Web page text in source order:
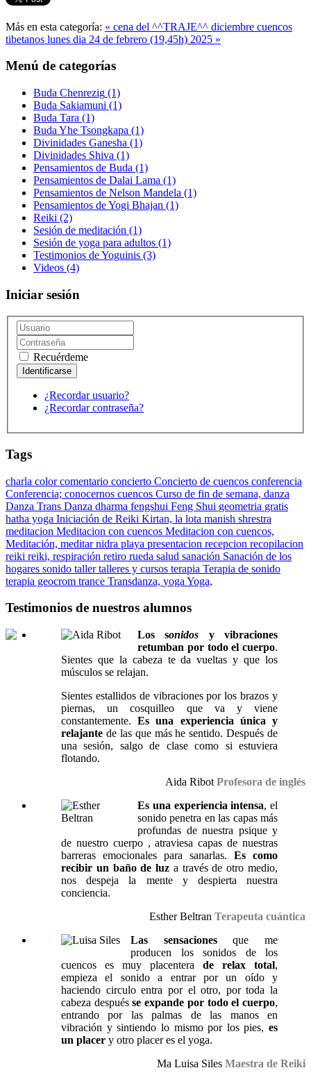
Más en esta categoría: « cena del ^^TRAJE^^ diciembre cuencos
tibetanos lunes dia 24 de febrero (19,45h) 2025 »
Menú de categorías
Buda Chenrezig (1)
Buda Sakiamuni (1)
Buda Tara (1)
Buda Yhe Tsongkapa (1)
Divinidades Ganesha (1)
Divinidades Shiva (1)
Pensamientos de Buda (1)
Pensamientos de Dalai Lama (1)
Pensamientos de Nelson Mandela (1)
Pensamientos de Yogi Bhajan (1)
Reiki (2)
Sesión de meditación (1)
Sesión de yoga para adultos (1)
Testimonios de Yoguinis (3)
Videos (4)
Iniciar sesión
Recuérdeme
¿Recordar usuario?
¿Recordar contraseña?
Tags
charla colorcomentario concierto Concierto de cuencos conferencia
Conferencia; conocernos cuencos Curso de fin de semana, danza
Danza Trans Danza dharma fengshui Feng Shui geometria gratis
hatha yoga Iniciación de Reiki Kirtan, la lota manish shrestra
meditacion Meditacion con cuencos Meditacion con cuencos,
Meditación, meditarnidra playa presentacion recepcion recopilacion
reiki reiki, respiración retiro rueda salud sanación Sanación de los
hogares sonido tallertalleres y cursos terapia Terapia de sonido
terapia geocrom trance Transdanza, yoga Yoga,
Testimonios de nuestros alumnos
Los sonidos y vibraciones
retumban por todo el cuerpo.
Sientes que la cabeza te da vueltas y que los
músculos se relajan.
Sientes estallidos de vibraciones por los brazos y
piernas, un cosquilleo que va y viene
constantemente.Es una experiencia única y
relajante de las que más he sentido. Después de
una sesión, salgo de clase como si estuviera
flotando.
Aida Ribot Profesora de inglés
Es una experiencia intensa, el
sonido penetra en las capas más
profundas de nuestra psique y
de nuestro cuerpo , atraviesa capas de nuestras
barreras emocionales para sanarlas. Es como
recibir un baño de luz a través de otro medio,
nos despeja la mente y despierta nuestra
conciencia.
Esther Beltran Terapeuta cuántica
Las sensacionesque me
producen los sonidos de los
cuencos es muy placentera de relax total,
empieza el sonido a entrar por un oído y
haciendo circulo entra por el otro, por toda la
cabeza despuésse expande por todo el cuerpo,
entrando por las palmas de las manos en
vibración y sintiendo lo mismo por los pies, es
un placer y otro placer es el yoga.
Ma Luisa Siles Maestra de Reiki